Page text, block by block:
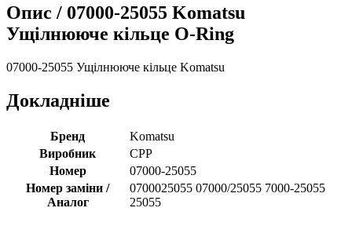
Опис / 07000-25055 Komatsu
Ущілнююче кільце O-Ring
07000-25055 Ущілнююче кільце Komatsu
Докладніше
Бренд
Komatsu
Виробник
CPP
Номер
07000-25055
Номер заміни /
Аналог
0700025055 07000/25055 7000-25055
25055